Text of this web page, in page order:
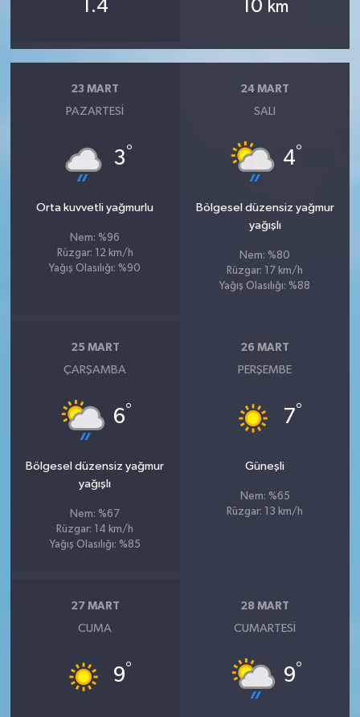
1.4 10 km
23 MART
PAZARTESI
3°
Orta kuvvetli yağmurlu
Nem: %96
Rüzgar: 12 km/h
Yağış Olasılığı: %90
24 MART
SALI
4°
Bölgesel düzensiz yağmur
yağışlı
Nem: %80
Rüzgar: 17 km/h
Yağış Olasılığı: %88
25 MART
ÇARŞAMBA
6°
Bölgesel düzensiz yağmur
yağışlı
Nem: %67
Rüzgar: 14 km/h
Yağış Olasılığı: %85
26 MART
PERŞEMBE
7°
Güneşli
Nem: %65
Rüzgar: 13 km/h
27 MART
CUMA
9°
28 MART
CUMARTESI
9°